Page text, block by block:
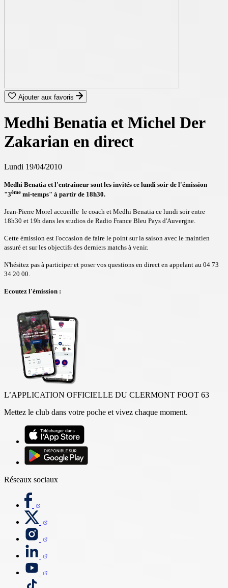
Ajouter aux favoris
Medhi Benatia et Michel Der
Zakarian en direct
Lundi 19/04/2010
Medhi Benatia et l'entraîneur sont les invités ce lundi soir de l'émission
"3ème mi-temps" à partir de 18h30.
Jean-Pierre Morel accueille le coach et Medhi Benatia ce lundi soir entre
18h30 et 19h dans les studios de Radio France Bleu Pays d'Auvergne.
Cette émission est l'occasion de faire le point sur la saison avec le maintien
assuré et sur les objectifs des derniers matchs à venir.
N'hésitez pas à participer et poser vos questions en direct en appelant au 04 73
34 20 00.
Ecoutez l'émission :
L’APPLICATION OFFICIELLE DU CLERMONT FOOT 63
Mettez le club dans votre poche et vivez chaque moment.
Réseaux sociaux